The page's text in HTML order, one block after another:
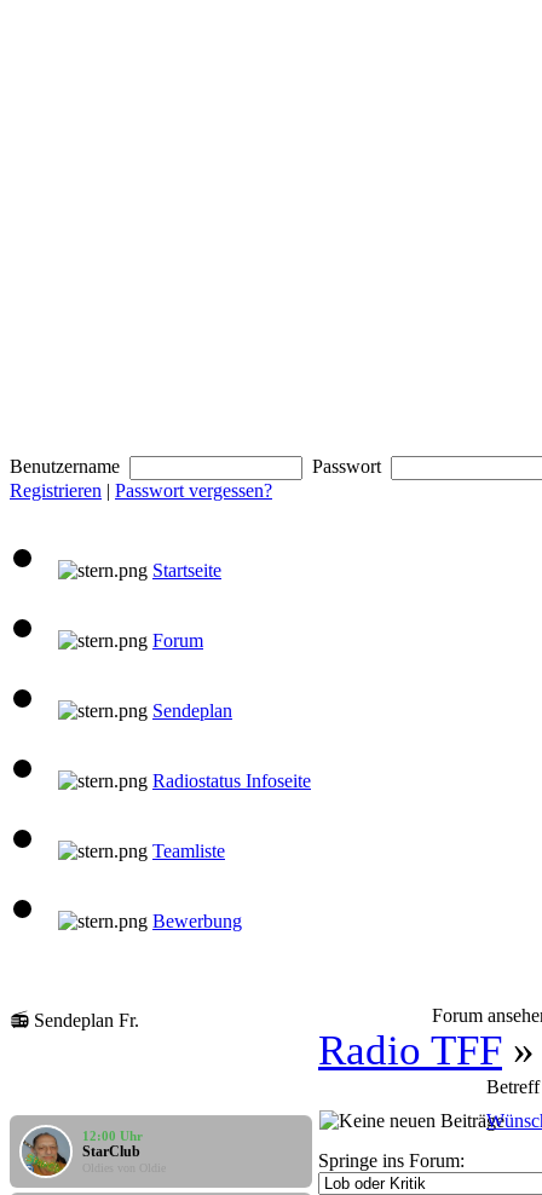
Benutzername
Passwort
Registrieren | Passwort vergessen?
Startseite
Forum
Sendeplan
Radiostatus Infoseite
Teamliste
Bewerbung
📻 Sendeplan Fr.
StarClub
Oldies von Oldie
Forum
Radio TFF
Betreff
Springe ins Forum: